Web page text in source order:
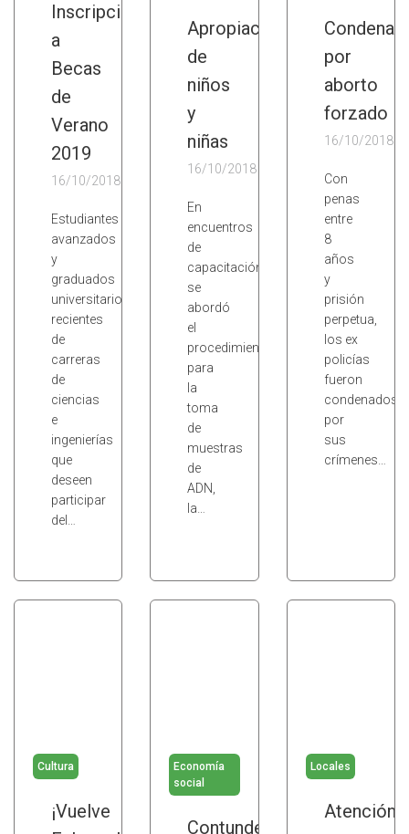
Inscripción
a
Becas
de
Verano
2019
16/10/2018
Estudiantes
avanzados
y
graduados
universitarios
recientes
de
carreras
de
ciencias
e
ingenierías
que
deseen
participar
del…
Apropiación
de
niños
y
niñas
16/10/2018
En
encuentros
de
capacitación
se
abordó
el
procedimiento
para
la
toma
de
muestras
de
ADN,
la…
Condena
por
aborto
forzado
16/10/2018
Con
penas
entre
8
años
y
prisión
perpetua,
los ex
policías
fueron
condenados
por
sus
crímenes…
Cultura
¡Vuelve
Economía
social
Contundente
Locales
Atención